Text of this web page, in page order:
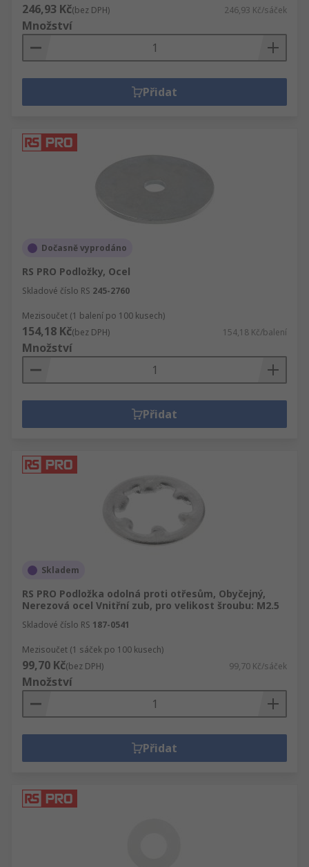
246,93 Kč(bez DPH) 246,93 Kč/sáček
Množství
Přidat
Dočasně vyprodáno
RS PRO Podložky, Ocel
Skladové číslo RS 245-2760
Mezisoučet (1 balení po 100 kusech)
154,18 Kč(bez DPH) 154,18 Kč/balení
Množství
Přidat
Skladem
RS PRO Podložka odolná proti otřesům, Obyčejný,
Nerezová ocel Vnitřní zub, pro velikost šroubu: M2.5
Skladové číslo RS 187-0541
Mezisoučet (1 sáček po 100 kusech)
99,70 Kč(bez DPH) 99,70 Kč/sáček
Množství
Přidat